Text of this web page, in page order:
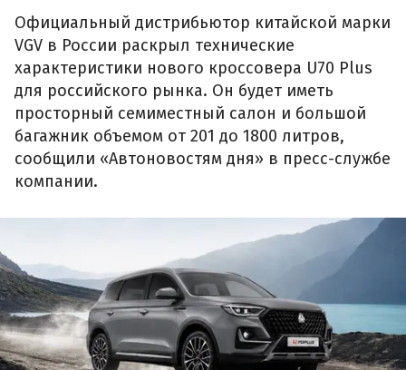
Официальный дистрибьютор китайской марки
VGV в России раскрыл технические
характеристики нового кроссовера U70 Plus
для российского рынка. Он будет иметь
просторный семиместный салон и большой
багажник объемом от 201 до 1800 литров,
сообщили «Автоновостям дня» в пресс-службе
компании.